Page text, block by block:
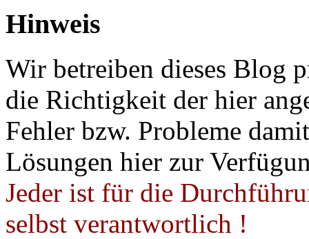
Hinweis
Wir betreiben dieses Blog
die Richtigkeit der hier
Fehler bzw. Probleme
Lösungen hier zur
Jeder ist für die
selbst verantwortlich !